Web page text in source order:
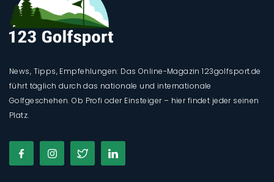
News, Tipps, Empfehlungen: Das Online-Magazin 123golfsport.de
führt täglich durch das nationale und internationale
Golfgeschehen. Ob Profi oder Einsteiger – hier findet jeder seinen
Platz.